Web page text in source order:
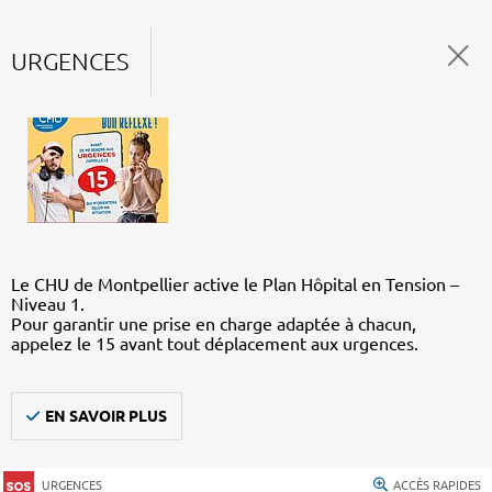
URGENCES
Le CHU de Montpellier active le Plan Hôpital en Tension –
Niveau 1.
Pour garantir une prise en charge adaptée à chacun,
appelez le 15 avant tout déplacement aux urgences.
EN SAVOIR PLUS
URGENCES ACCÈS RAPIDES